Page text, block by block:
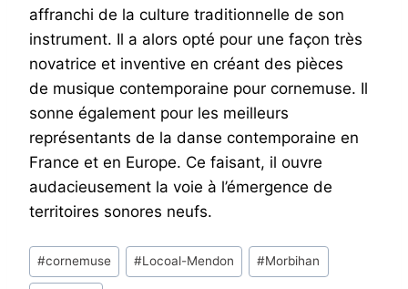
affranchi de la culture traditionnelle de son
instrument. Il a alors opté pour une façon très
novatrice et inventive en créant des pièces
de musique contemporaine pour cornemuse. Il
sonne également pour les meilleurs
représentants de la danse contemporaine en
France et en Europe. Ce faisant, il ouvre
audacieusement la voie à l’émergence de
territoires sonores neufs.
Post
Tags:
#cornemuse #Locoal-Mendon #Morbihan